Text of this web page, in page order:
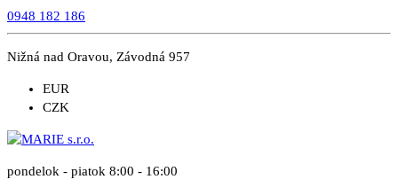
0948 182 186
Nižná nad Oravou, Závodná 957
EUR
CZK
pondelok - piatok 8:00 - 16:00